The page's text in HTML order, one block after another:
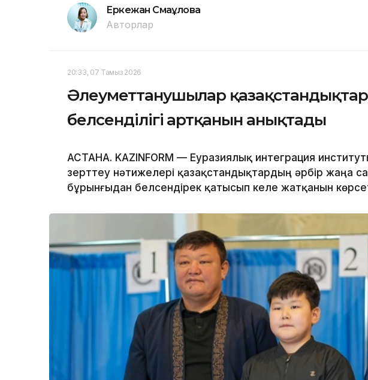
Еркежан Смағұлова
Авторлар
20:33, 07 Тамыз 2026
Әлеуметтанушылар
белсенділігі артқанын анықтады
АСТАНА. KAZINFORM — Еуразиялық интеграция
зерттеу нәтижелері қазақстандықтардың әрбір жаңа
бұрынғыдан белсендірек қатысып келе жатқанын